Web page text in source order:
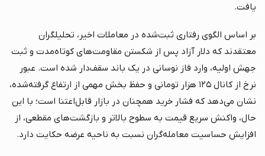
یافت.
بر اساس الگوی رفتاری ثبت‌شده در معاملات اخیر، تحلیلگران
معتقدند که دلار آزاد پس از شکستن مقاومت‌های کوتاه‌مدت و ثبت
جهش اولیه، وارد فاز نوسانی در یک باند سقف‌دار شده است. عبور
نرخ از کانال ۱۲۵ هزار تومانی و حفظ بخش مهمی از ارتفاع گرفته‌شده،
نشان می‌دهد که فشار خرید همچنان در بازار قابل‌اعتنا است؛ با این
حال، واکنش سریع قیمت به سطوح بالاتر و بازگشت‌های مقطعی، از
افزایش حساسیت معامله‌گران نسبت به ناحیه عرضه حکایت دارد.